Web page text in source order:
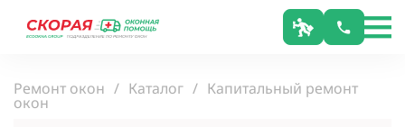
Ремонт окон Каталог Капитальный ремонт
окон